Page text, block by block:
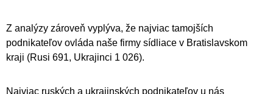
Z analýzy zároveň vyplýva, že najviac tamojších
podnikateľov ovláda naše firmy sídliace v Bratislavskom
kraji (Rusi 691, Ukrajinci 1 026).
Najviac ruských a ukrajinských podnikateľov u nás